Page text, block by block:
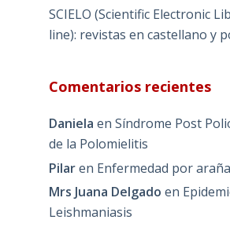
SCIELO (Scientific Electronic
line): revistas en castellano y
Comentarios recientes
Daniela en Síndrome Post
de la Polomielitis
Pilaren Enfermedad por
Mrs Juana Delgado en
Leishmaniasis